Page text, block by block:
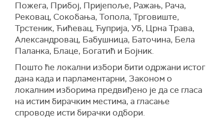
Пожега, Прибој, Пријепоље, Ражањ, Рача,
Рековац, Сокобања, Топола, Трговиште,
Трстеник, Ћићевац, Ћуприја, Уб, Црна Трава,
Александровац, Бабушница, Баточина, Бела
Паланка, Блаце, Богатић и Бојник.
Пошто ће локални избори бити одржани истог
дана када и парламентарни, Законом о
локалним изборима предвиђено је да се гласа
на истим бирачким местима, а гласање
спроводе исти бирачки одбори.